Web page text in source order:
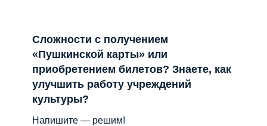
Сложности с получением
«Пушкинской карты» или
приобретением билетов? Знаете, как
улучшить работу учреждений
культуры?
Напишите — решим!